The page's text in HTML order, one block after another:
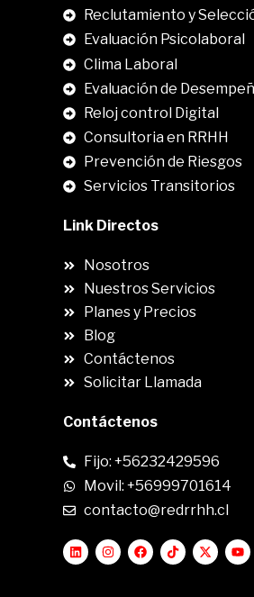
Reclutamiento y
Evaluación Psicolaboral
Clima Laboral
Evaluación de
Reloj control Digital
Consultoria en RRHH
Prevención de Riesgos
Servicios Transitorios
Link Directos
Nosotros
Nuestros Servicios
Planes y Precios
Blog
Contáctenos
Solicitar Llamada
Contáctenos
Fijo: +56232429596
Movil: +56999701614
contacto@redrrhh.cl